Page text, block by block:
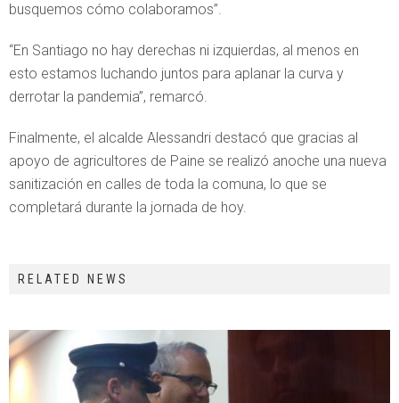
busquemos cómo colaboramos”.
“En Santiago no hay derechas ni izquierdas, al menos en
esto estamos luchando juntos para aplanar la curva y
derrotar la pandemia”, remarcó.
Finalmente, el alcalde Alessandri destacó que gracias al
apoyo de agricultores de Paine se realizó anoche una nueva
sanitización en calles de toda la comuna, lo que se
completará durante la jornada de hoy.
RELATED NEWS